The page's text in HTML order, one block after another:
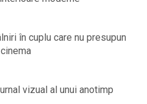
în cuplu care nu presupun
vizual al unui anotimp